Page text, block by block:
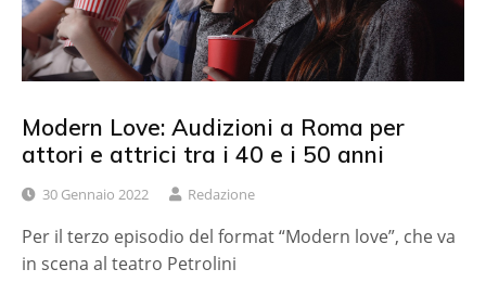
Modern Love: Audizioni a Roma per
attori e attrici tra i 40 e i 50 anni
30 Gennaio 2022 Redazione
Per il terzo episodio del format “Modern love”, che va
in scena al teatro Petrolini